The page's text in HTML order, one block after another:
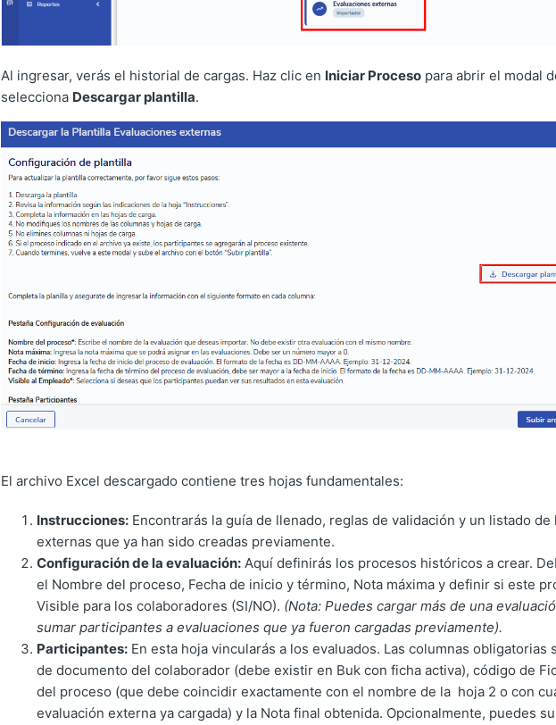
Al ingresar, verás el historial de cargas. Haz clic en Iniciar Procesopara abrir el modal
selecciona Descargar plantilla.
El archivo Excel descargado contiene tres hojas fundamentales:
Instrucciones:Encontrarás la guía de llenado, reglas de validación y un listado de
externas que ya han sido creadas previamente.
Configuración de la evaluación:Aquí definirás los procesos históricos a crear.
el Nombre del proceso, Fecha de inicio y término, Nota máxima y definir si este
Visible para los colaboradores (SI/NO). (Nota: Puedes cargar más de una
sumar participantes a evaluaciones que ya fueron cargadas previamente).
Participantes:En esta hoja vincularás a los evaluados. Las columnas obligatorias
de documento del colaborador (debe existir en Buk con ficha activa), código de
del proceso (que debe coincidir exactamente con el nombre de la hoja 2 o con
evaluación externa ya cargada) y la Nota final obtenida. Opcionalmente, puedes